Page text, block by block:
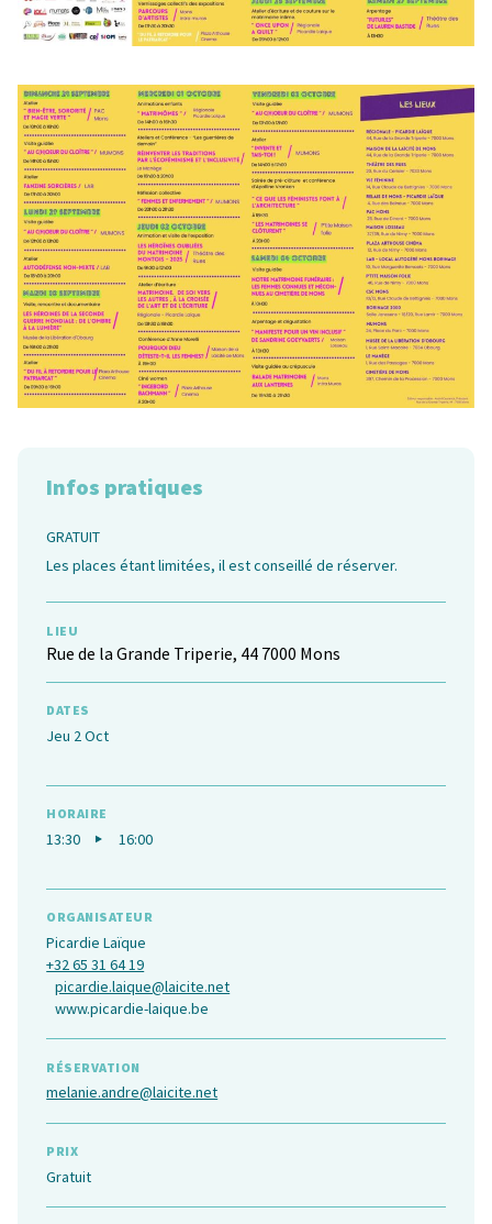
Infos pratiques
GRATUIT
Les places étant limitées, il est conseillé de réserver.
LIEU
Rue de la Grande Triperie, 44 7000 Mons
DATES
Jeu 2 Oct
HORAIRE
13:30 16:00
ORGANISATEUR
Picardie Laïque
+32 65 31 64 19
picardie.laique@laicite.net
www.picardie-laique.be
RÉSERVATION
melanie.andre@laicite.net
PRIX
Gratuit